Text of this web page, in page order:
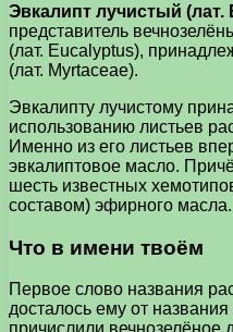
Эвкалипт лучистый (лат.
представитель
(лат. Eucalyptus),
(лат. Myrtaceae).
Эвкалипту лучистому
использованию листьев
Именно из его листьев
эвкалиптовое масло.
шесть известных
составом) эфирного масла.
Что в имени твоём
Первое слово названия
досталось ему от